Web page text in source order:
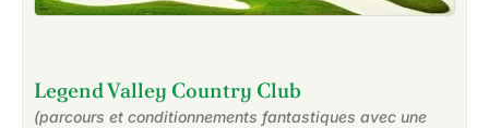
Legend Valley Country Club
(parcours et conditionnements fantastiques avec une